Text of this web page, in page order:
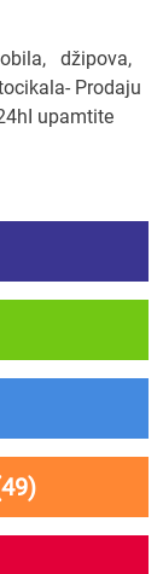
džipova,
Prodaju
upamtite
49)